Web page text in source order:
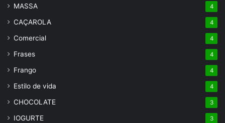
MASSA 4
CAÇAROLA 4
Comercial 4
Frases 4
Frango 4
Estilo de vida 4
CHOCOLATE 3
IOGURTE 3